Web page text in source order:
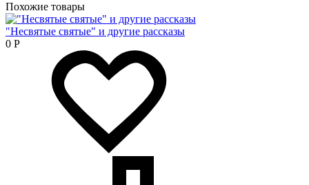
Похожие товары
"Несвятые святые" и другие рассказы
0 Р